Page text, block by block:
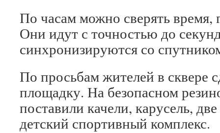
По часам можно сверять время,
Они идут с точностью до
синхронизируются со
По просьбам жителей в сквере
площадку. На безопасном
поставили качели, карусель,
детский спортивный комплекс.